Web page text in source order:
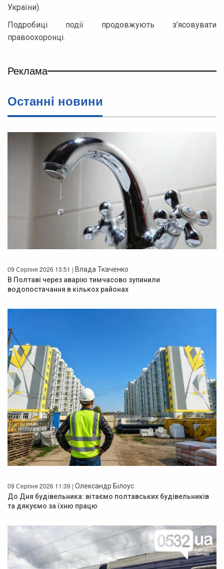
України).
Подробиці події продовжують з’ясовувати
правоохоронці.
Реклама
Останнi новини
09 Серпня 2026 13:51 | Влада Ткаченко
В Полтаві через аварію тимчасово зупинили
водопостачання в кількох районах
09 Серпня 2026 11:39 | Олександр Білоус
До Дня будівельника: вітаємо полтавських будівельників
та дякуємо за їхню працю